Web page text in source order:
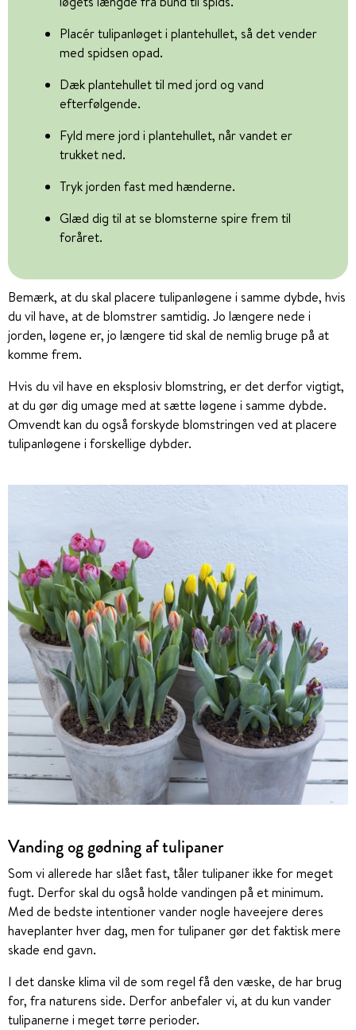
Placér tulipanløget i plantehullet, så det vender
med spidsen opad.
Dæk plantehullet til med jord og vand
efterfølgende.
Fyld mere jord i plantehullet, når vandet er
trukket ned.
Tryk jorden fast med hænderne.
Glæd dig til at se blomsterne spire frem til
foråret.
Bemærk, at du skal placere tulipanløgene i samme dybde, hvis
du vil have, at de blomstrer samtidig. Jo længere nede i
jorden, løgene er, jo længere tid skal de nemlig bruge på at
komme frem.
Hvis du vil have en eksplosiv blomstring, er det derfor vigtigt,
at du gør dig umage med at sætte løgene i samme dybde.
Omvendt kan du også forskyde blomstringen ved at placere
tulipanløgene i forskellige dybder.
Vanding og gødning af tulipaner
Som vi allerede har slået fast, tåler tulipaner ikke for meget
fugt. Derfor skal du også holde vandingen på et minimum.
Med de bedste intentioner vander nogle haveejere deres
haveplanter hver dag, men for tulipaner gør det faktisk mere
skade end gavn.
I det danske klima vil de som regel få den væske, de har brug
for, fra naturens side. Derfor anbefaler vi, at du kun vander
tulipanerne i meget tørre perioder.